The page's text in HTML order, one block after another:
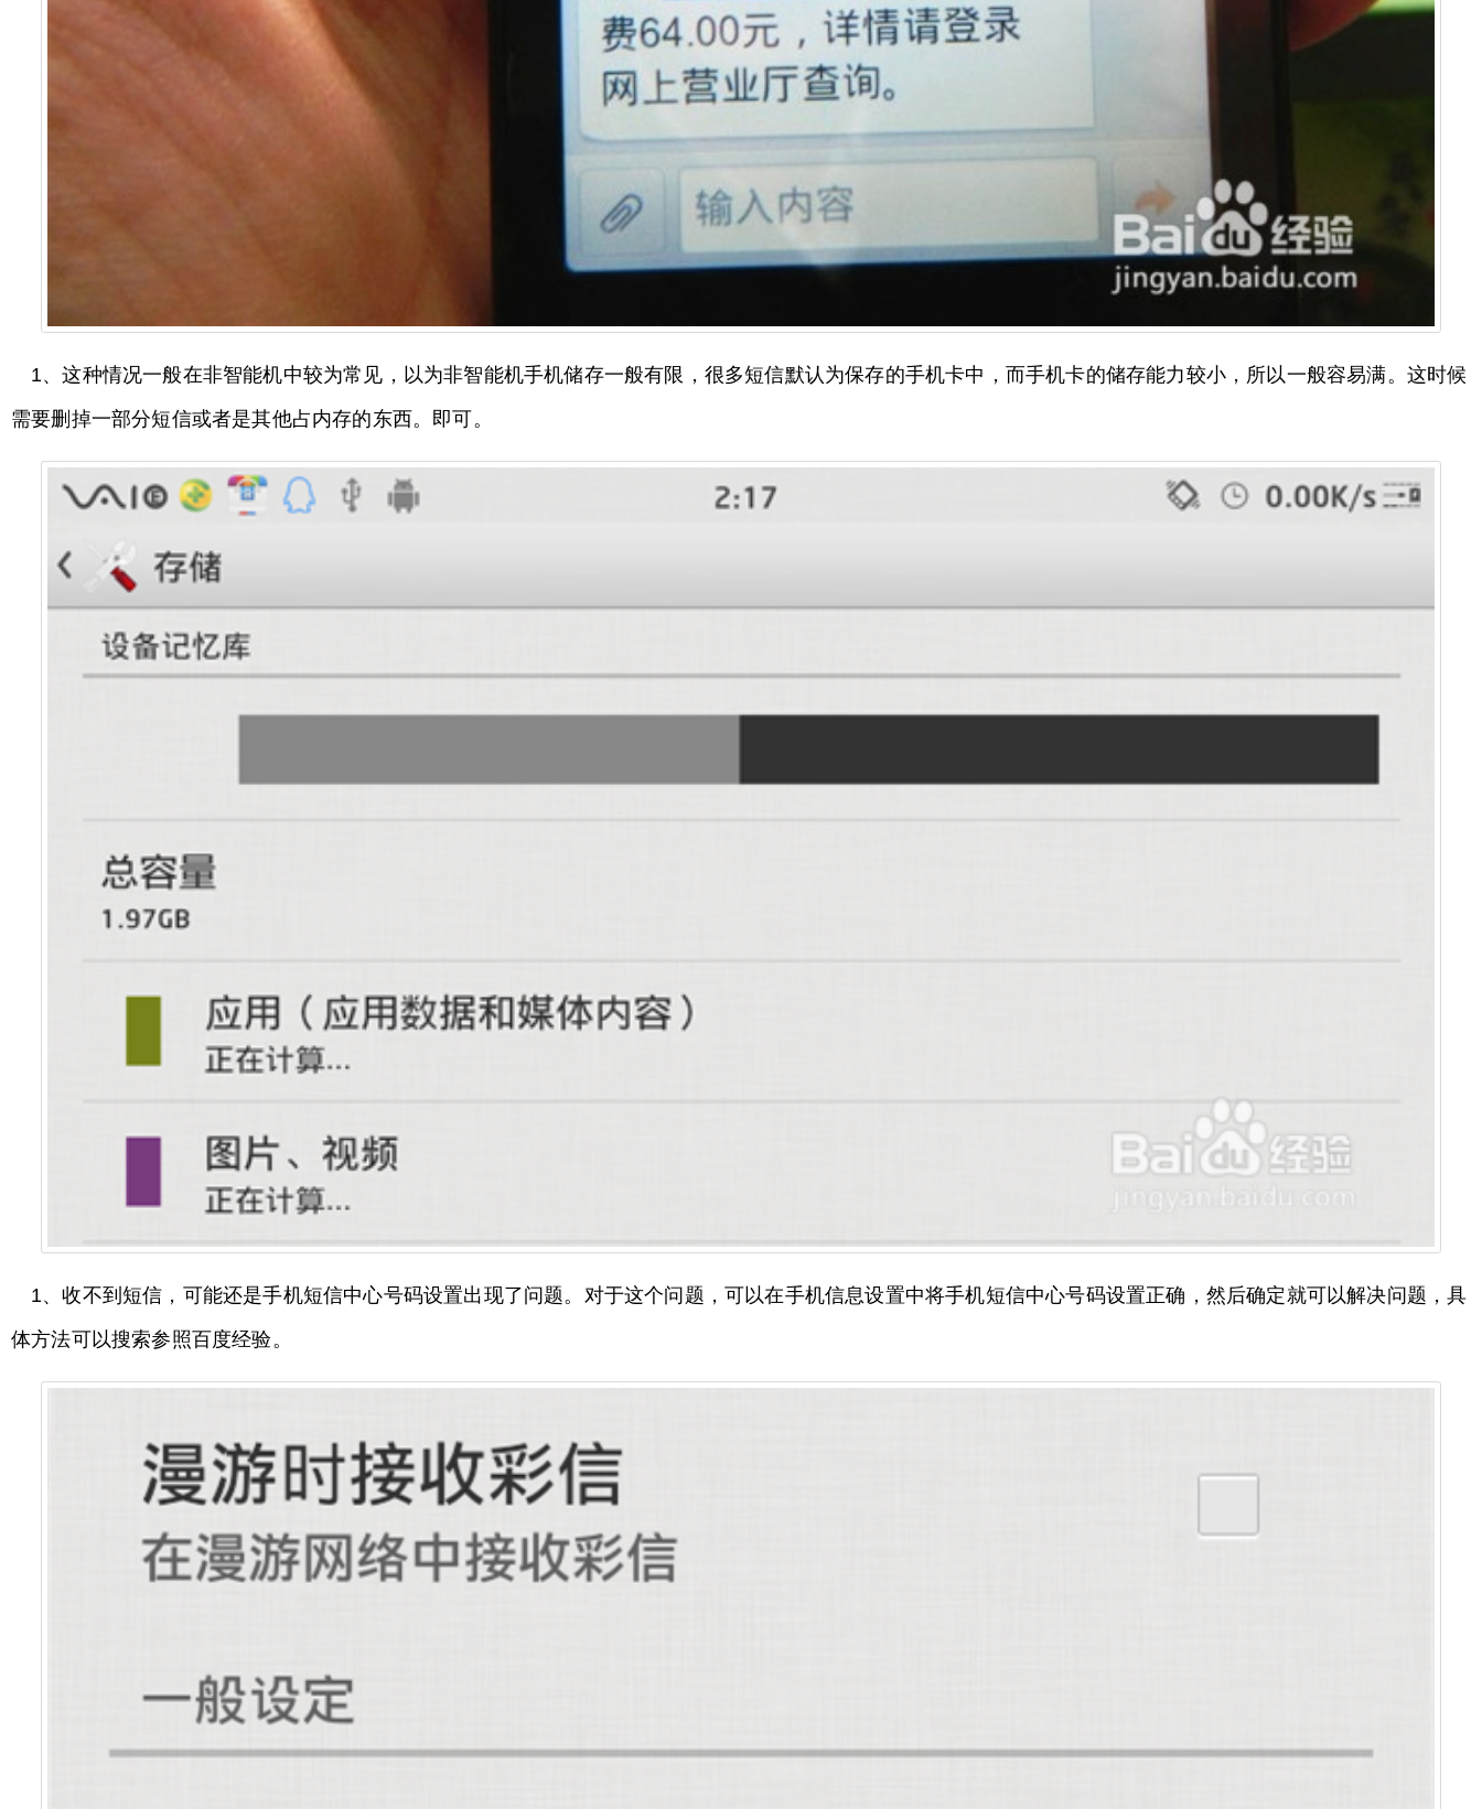
1、这种情况一般在非智能机中较为常见，以为非智能机手机储存一般有限，很多短信默认为保存的手机卡中，而手机卡的储存能力较小，所以一般容易满。这时候
需要删掉一部分短信或者是其他占内存的东西。即可。
1、收不到短信，可能还是手机短信中心号码设置出现了问题。对于这个问题，可以在手机信息设置中将手机短信中心号码设置正确，然后确定就可以解决问题，具
体方法可以搜索参照百度经验。